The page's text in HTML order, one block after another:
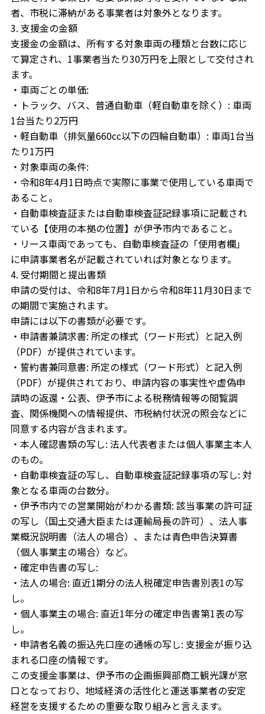
者、市税に滞納がある事業者は対象外となります。
3. 支援金の金額
支援金の金額は、所有する対象車両の種類と台数に応じ
て算定され、1事業者当たり30万円を上限として交付され
ます。
・車両ごとの単価:
・トラック、バス、普通自動車（軽自動車を除く）: 車両
1台当たり2万円
・軽自動車（排気量660cc以下の四輪自動車）: 車両1台当
たり1万円
・対象車両の条件:
・令和8年4月1日時点で実際に事業で使用している車両で
あること。
・自動車検査証または自動車検査証記録事項に記載され
ている【使用の本拠の位置】が伊予市内であること。
・リース車両であっても、自動車検査証の「使用者欄」
に申請事業者名が記載されていれば対象となります。
4. 受付期間と提出書類
申請の受付は、令和8年7月1日から令和8年11月30日まで
の期間で実施されます。
申請には以下の書類が必要です。
・申請書兼請求書: 所定の様式（ワード形式）と記入例
（PDF）が提供されています。
・誓約書兼同意書: 所定の様式（ワード形式）と記入例
（PDF）が提供されており、申請内容の事実性や虚偽申
請時の返還・公表、伊予市による税務情報等の閲覧調
査、関係機関への情報提供、市税納付状況の照会などに
同意する内容が含まれます。
・本人確認書類の写し: 法人代表者または個人事業主本人
のもの。
・自動車検査証の写し、自動車検査証記録事項の写し: 対
象となる車両の台数分。
・伊予市内での営業開始がわかる書類: 該当事業の許可証
の写し（国土交通大臣または運輸局長の許可）、法人事
業概況説明書（法人の場合）、または青色申告決算書
（個人事業主の場合）など。
・確定申告書の写し:
・法人の場合: 直近1期分の法人税確定申告書別表1の写
し。
・個人事業主の場合: 直近1年分の確定申告書第1表の写
し。
・申請者名義の振込先口座の通帳の写し: 支援金が振り込
まれる口座の情報です。
この支援金事業は、伊予市の企画振興部商工観光課が窓
口となっており、地域経済の活性化と運送事業者の安定
経営を支援するための重要な取り組みと言えます。